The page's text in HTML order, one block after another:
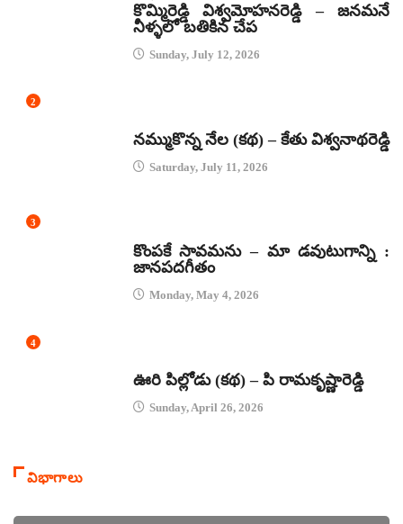
కొమ్మిరెడ్డి విశ్వమోహనరెడ్డి – జనమనే
నీళ్ళలో బతికిన చేప
Sunday, July 12, 2026
2
నమ్ముకొన్న నేల (కథ) – కేతు విశ్వనాథరెడ్డి
Saturday, July 11, 2026
3
కొంపకే సావమను – మా డవుటుగాన్ని :
జానపదగీతం
Monday, May 4, 2026
4
ఊరి పిల్లోడు (కథ) – పి రామకృష్ణారెడ్డి
Sunday, April 26, 2026
విభాగాలు